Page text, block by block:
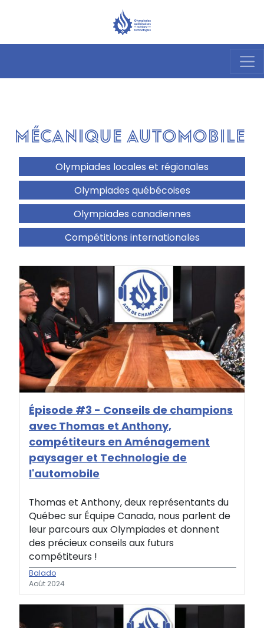
Mécanique automobile
Olympiades locales et régionales
Olympiades québécoises
Olympiades canadiennes
Compétitions internationales
Épisode #3 - Conseils de champions
avec Thomas et Anthony,
compétiteurs en Aménagement
paysager et Technologie de
l'automobile
Thomas et Anthony, deux représentants du
Québec sur Équipe Canada, nous parlent de
leur parcours aux Olympiades et donnent
des précieux conseils aux futurs
compétiteurs !
Balado
Août 2024